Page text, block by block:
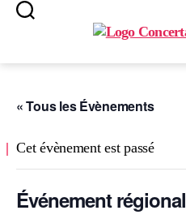
« Tous les Évènements
Cet évènement est passé
Événement